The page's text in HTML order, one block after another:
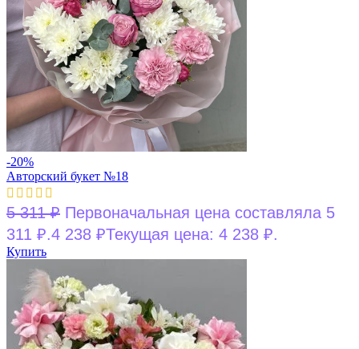
-20%
Авторский букет №18
5 311₽ Первоначальная цена составляла 5
311 ₽.4 238 ₽Текущая цена: 4 238 ₽.
Купить